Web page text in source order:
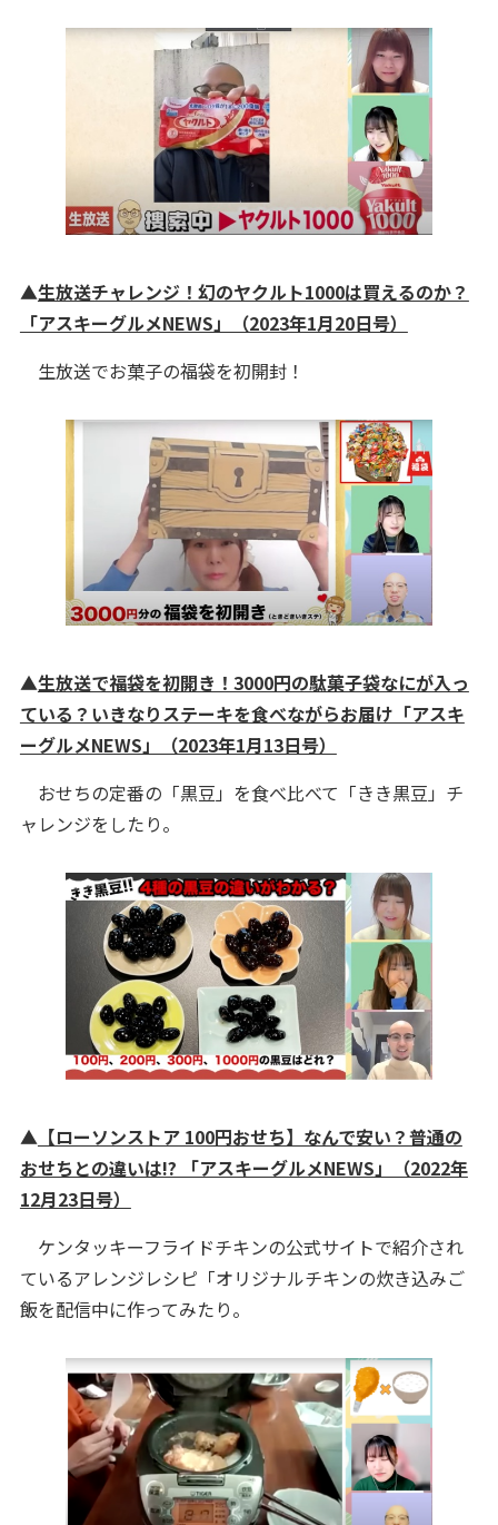
▲生放送チャレンジ！幻のヤクルト1000は買えるのか？
「アスキーグルメNEWS」（2023年1月20日号）
生放送でお菓子の福袋を初開封！
▲生放送で福袋を初開き！3000円の駄菓子袋なにが入っ
ている？いきなりステーキを食べながらお届け「アスキ
ーグルメNEWS」（2023年1月13日号）
おせちの定番の「黒豆」を食べ比べて「きき黒豆」チ
ャレンジをしたり。
▲【ローソンストア 100円おせち】なんで安い？普通の
おせちとの違いは!? 「アスキーグルメNEWS」（2022年
12月23日号）
ケンタッキーフライドチキンの公式サイトで紹介され
ているアレンジレシピ「オリジナルチキンの炊き込みご
飯を配信中に作ってみたり。